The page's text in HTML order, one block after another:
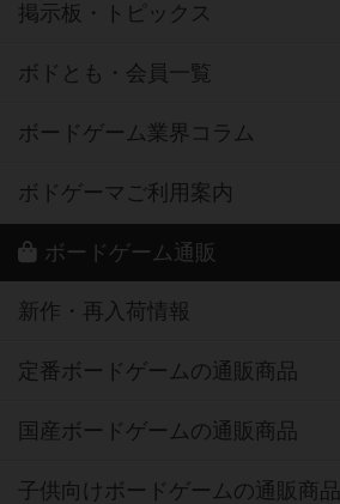
掲示板・トピックス
ボドとも・会員一覧
ボードゲーム業界コラム
ボドゲーマご利用案内
ボードゲーム通販
新作・再入荷情報
定番ボードゲームの通販商品
国産ボードゲームの通販商品
子供向けボードゲームの通販商品